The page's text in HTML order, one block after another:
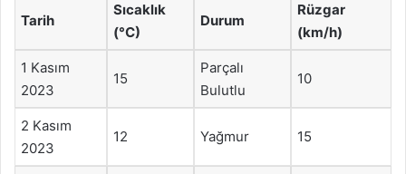
Tarih
Sıcaklık
(°C)
Durum
Rüzgar
(km/h)
1 Kasım
2023
15
Parçalı
Bulutlu
10
2 Kasım
2023
12 Yağmur 15